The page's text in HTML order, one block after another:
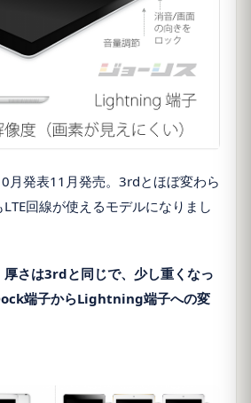
月発表11 月発売。 3rdとほぼ変わら
LTE回線が使えるモデルになりまし
厚さは3rdと同じで、少し重くなっ
端子からLightning端子への変